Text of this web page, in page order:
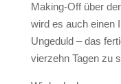
Making-Off über
wird es auch einen
Ungeduld – das
vierzehn Tagen zu